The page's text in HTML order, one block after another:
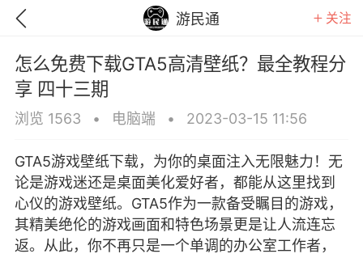
游民通 关注
怎么免费下载GTA5高清壁纸？最全教程分
享 四十三期
浏览 1563 • 电脑端 • 2023-03-15 11:56
GTA5游戏壁纸下载，为你的桌面注入无限魅力！无
论是游戏迷还是桌面美化爱好者，都能从这里找到
心仪的游戏壁纸。GTA5作为一款备受瞩目的游戏，
其精美绝伦的游戏画面和特色场景更是让人流连忘
返。从此，你不再只是一个单调的办公室工作者，